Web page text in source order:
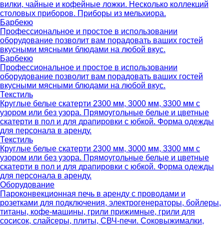
вилки, чайные и кофейные ложки. Несколько коллекций
столовых приборов. Приборы из мельхиора.
Барбекю
Профессиональное и простое в использовании
оборудование позволит вам порадовать ваших гостей
вкусными мясными блюдами на любой вкус.
Барбекю
Профессиональное и простое в использовании
оборудование позволит вам порадовать ваших гостей
вкусными мясными блюдами на любой вкус.
Текстиль
Круглые белые скатерти 2300 мм, 3000 мм, 3300 мм с
узором или без узора. Прямоугольные белые и цветные
скатерти в пол и для драпировки с юбкой. Форма одежды
для персонала в аренду.
Текстиль
Круглые белые скатерти 2300 мм, 3000 мм, 3300 мм с
узором или без узора. Прямоугольные белые и цветные
скатерти в пол и для драпировки с юбкой. Форма одежды
для персонала в аренду.
Оборудование
Пароконвекционная печь в аренду с проводами и
розетками для подключения, электрогенераторы, бойлеры,
титаны, кофе-машины, грили прижимные, грили для
сосисок, слайсеры, плиты, СВЧ-печи. Соковыжималки,